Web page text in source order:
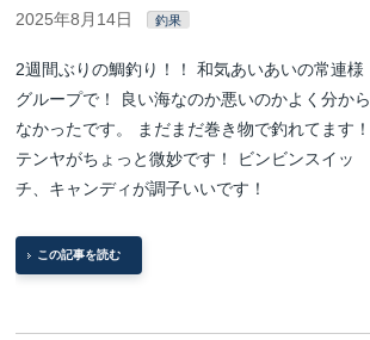
2025年8月14日 釣果
2週間ぶりの鯛釣り！！ 和気あいあいの常連様
グループで！ 良い海なのか悪いのかよく分から
なかったです。 まだまだ巻き物で釣れてます！
テンヤがちょっと微妙です！ ビンビンスイッ
チ、キャンディが調子いいです！
この記事を読む